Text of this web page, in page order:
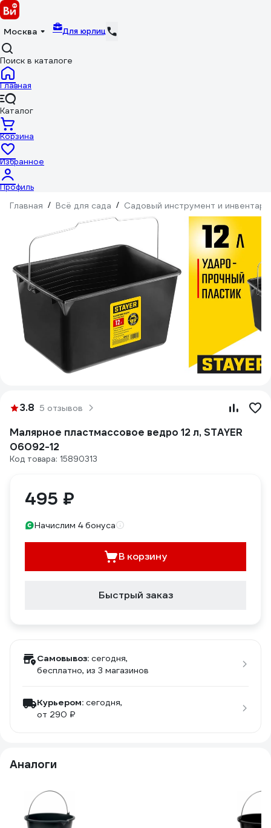
Москва Для юрлиц
Поиск в каталоге
Главная
Каталог
Корзина
Избранное
Профиль
Главная / Всё для сада / Садовый инструмент и инвентарь
3.8 5 отзывов
Малярное пластмассовое ведро 12 л, STAYER
06092-12
Код товара: 15890313
495 ₽
Начислим 4 бонуса
В корзину
Быстрый заказ
Самовывоз: сегодня,
бесплатно, из 3 магазинов
Курьером: сегодня,
от 290 ₽
Аналоги